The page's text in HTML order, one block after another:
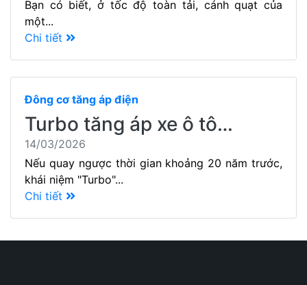
Bạn có biết, ở tốc độ toàn tải, cánh quạt của
một...
Chi tiết
Đông cơ tăng áp điện
Turbo tăng áp xe ô tô…
14/03/2026
Nếu quay ngược thời gian khoảng 20 năm trước,
khái niệm "Turbo"...
Chi tiết